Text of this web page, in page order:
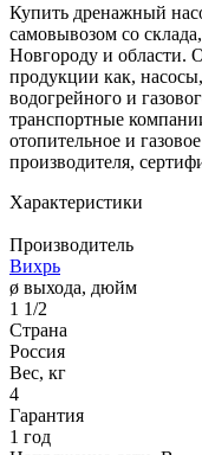
Купить дренажный
самовывозом со
Новгороду и области.
продукции как,
водогрейного и
транспортные
отопительное и
производителя,
Характеристики
Производитель
Вихрь
ø выхода, дюйм
1 1/2
Страна
Россия
Вес, кг
4
Гарантия
1 год